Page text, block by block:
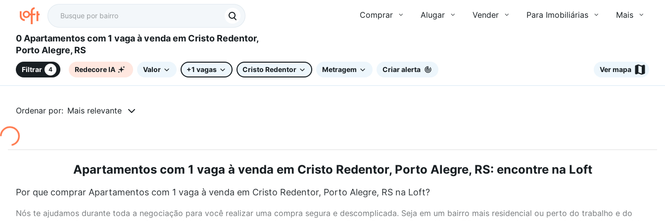
Comprar Alugar Vender Para Imobiliárias Mais
0 Apartamentos com 1 vaga à venda em Cristo Redentor,
Porto Alegre, RS
Filtrar 4 Redecore IA Valor +1 vagas Cristo Redentor Metragem Criar alerta Ver mapa
Ordenar por: Mais relevante
Apartamentos com 1 vaga à venda em Cristo Redentor, Porto Alegre, RS: encontre na Loft
Por que comprar Apartamentos com 1 vaga à venda em Cristo Redentor, Porto Alegre, RS na Loft?
Nós te ajudamos durante toda a negociação para você realizar uma compra segura e descomplicada. Seja em um bairro mais residencial ou perto do trabalho e do